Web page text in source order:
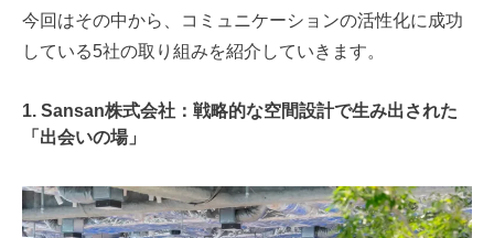
今回はその中から、コミュニケーションの活性化に成功
している5社の取り組みを紹介していきます。
1. Sansan株式会社：戦略的な空間設計で生み出された
「出会いの場」